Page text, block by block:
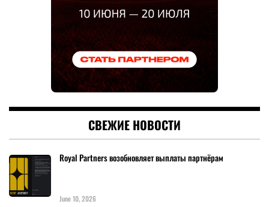
СВЕЖИЕ НОВОСТИ
Royal Partners возобновляет выплаты партнёрам
June 10, 2026